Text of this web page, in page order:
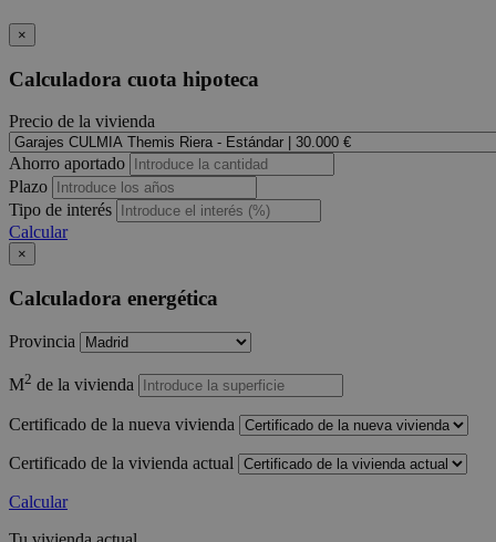
×
Calculadora cuota hipoteca
Precio de la vivienda
Ahorro aportado
Plazo
Tipo de interés
Calcular
×
Calculadora energética
Provincia
M2 de la vivienda
Certificado de la nueva vivienda
Certificado de la vivienda actual
Calcular